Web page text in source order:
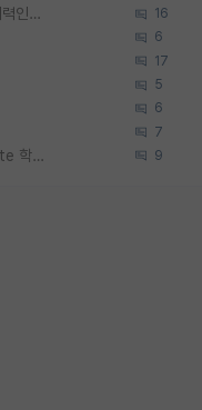
박사진학하기에 2억은 괜찮은 (?) 정도의 경제력인가요 16
6
17
5
6
7
우리나라도 학구 열풍보면 Higher Doctorate 학위가 필요하다고 봅니다. 9